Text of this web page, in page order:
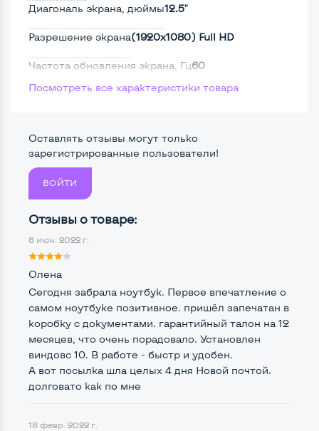
Диагональ экрана, дюймы12.5"
Разрешение экрана(1920х1080) Full HD
Частота обновления экрана, Гц60
Full HD Да
Поверхность дисплея Глянцевая
Мощность:
Intel Core i5-7200U
Количество ядер / потоков
Частота процессора (базовая-максимальная)
Intel Core i5-7200U (2,50 - 3,10 GHz)
Тип оперативной памяти DDR4
Тип накопителяSSD M.2 2280
Количество слотов M_2
Посмотреть все характеристики товара
Оставлять отзывы могут только
зарегистрированные пользователи!
ВОЙТИ
Отзывы о товаре:
8 июн. 2022 г.
Олена
Сегодня забрала ноутбук. Первое впечатление о
самом ноутбуке позитивное. пришёл запечатан в
коробку с документами. гарантийный талон на 12
месяцев, что очень порадовало. Установлен
виндовс 10. В работе - быстр и удобен.
А вот посылка шла целых 4 дня Новой почтой.
долговато как по мне
18 февр. 2022 г.